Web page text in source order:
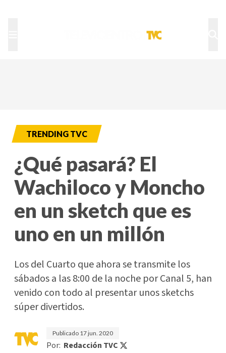
TRENDING TVC
¿Qué pasará? El
Wachiloco y Moncho
en un sketch que es
uno en un millón
Los del Cuarto que ahora se transmite los
sábados a las 8:00 de la noche por Canal 5, han
venido con todo al presentar unos sketchs
súper divertidos.
Publicado 17 jun. 2020
Por: Redacción TVC